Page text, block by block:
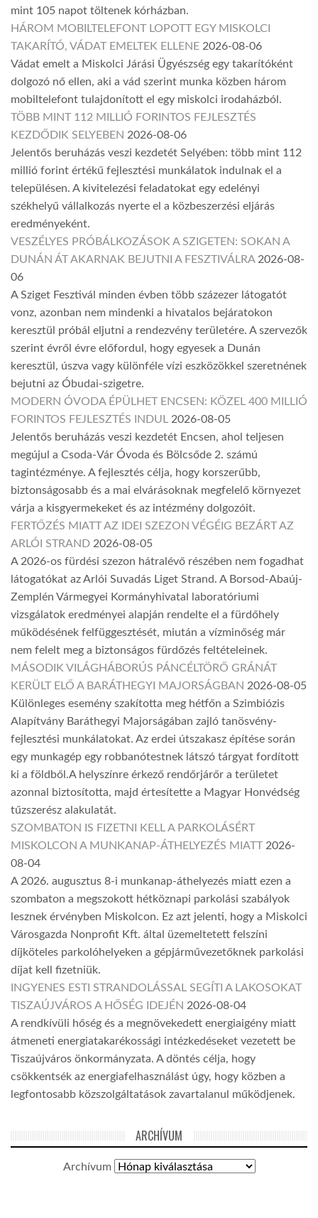
mint 105 napot töltenek kórházban.
HÁROM MOBILTELEFONT LOPOTT EGY MISKOLCI
TAKARÍTÓ, VÁDAT EMELTEK ELLENE 2026-08-06
Vádat emelt a Miskolci Járási Ügyészség egy takarítóként
dolgozó nő ellen, aki a vád szerint munka közben három
mobiltelefont tulajdonított el egy miskolci irodaházból.
TÖBB MINT 112 MILLIÓ FORINTOS FEJLESZTÉS
KEZDŐDIK SELYEBEN 2026-08-06
Jelentős beruházás veszi kezdetét Selyében: több mint 112
millió forint értékű fejlesztési munkálatok indulnak el a
településen. A kivitelezési feladatokat egy edelényi
székhelyű vállalkozás nyerte el a közbeszerzési eljárás
eredményeként.
VESZÉLYES PRÓBÁLKOZÁSOK A SZIGETEN: SOKAN A
DUNÁN ÁT AKARNAK BEJUTNI A FESZTIVÁLRA 2026-08-
06
A Sziget Fesztivál minden évben több százezer látogatót
vonz, azonban nem mindenki a hivatalos bejáratokon
keresztül próbál eljutni a rendezvény területére. A szervezők
szerint évről évre előfordul, hogy egyesek a Dunán
keresztül, úszva vagy különféle vízi eszközökkel szeretnének
bejutni az Óbudai-szigetre.
MODERN ÓVODA ÉPÜLHET ENCSEN: KÖZEL 400 MILLIÓ
FORINTOS FEJLESZTÉS INDUL 2026-08-05
Jelentős beruházás veszi kezdetét Encsen, ahol teljesen
megújul a Csoda-Vár Óvoda és Bölcsőde 2. számú
tagintézménye. A fejlesztés célja, hogy korszerűbb,
biztonságosabb és a mai elvárásoknak megfelelő környezet
várja a kisgyermekeket és az intézmény dolgozóit.
FERTŐZÉS MIATT AZ IDEI SZEZON VÉGÉIG BEZÁRT AZ
ARLÓI STRAND 2026-08-05
A 2026-os fürdési szezon hátralévő részében nem fogadhat
látogatókat az Arlói Suvadás Liget Strand. A Borsod-Abaúj-
Zemplén Vármegyei Kormányhivatal laboratóriumi
vizsgálatok eredményei alapján rendelte el a fürdőhely
működésének felfüggesztését, miután a vízminőség már
nem felelt meg a biztonságos fürdőzés feltételeinek.
MÁSODIK VILÁGHÁBORÚS PÁNCÉLTÖRŐ GRÁNÁT
KERÜLT ELŐ A BARÁTHEGYI MAJORSÁGBAN 2026-08-05
Különleges esemény szakította meg hétfőn a Szimbiózis
Alapítvány Baráthegyi Majorságában zajló tanösvény-
fejlesztési munkálatokat. Az erdei útszakasz építése során
egy munkagép egy robbanótestnek látszó tárgyat fordított
ki a földből.A helyszínre érkező rendőrjárőr a területet
azonnal biztosította, majd értesítette a Magyar Honvédség
tűzszerész alakulatát.
SZOMBATON IS FIZETNI KELL A PARKOLÁSÉRT
MISKOLCON A MUNKANAP-ÁTHELYEZÉS MIATT 2026-
08-04
A 2026. augusztus 8-i munkanap-áthelyezés miatt ezen a
szombaton a megszokott hétköznapi parkolási szabályok
lesznek érvényben Miskolcon. Ez azt jelenti, hogy a Miskolci
Városgazda Nonprofit Kft. által üzemeltetett felszíni
díjköteles parkolóhelyeken a gépjárművezetőknek parkolási
díjat kell fizetniük.
INGYENES ESTI STRANDOLÁSSAL SEGÍTI A LAKOSOKAT
TISZAÚJVÁROS A HŐSÉG IDEJÉN 2026-08-04
A rendkívüli hőség és a megnövekedett energiaigény miatt
átmeneti energiatakarékossági intézkedéseket vezetett be
Tiszaújváros önkormányzata. A döntés célja, hogy
csökkentsék az energiafelhasználást úgy, hogy közben a
legfontosabb közszolgáltatások zavartalanul működjenek.
ARCHÍVUM
Archívum